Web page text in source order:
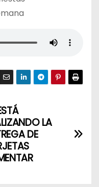
LA
DE